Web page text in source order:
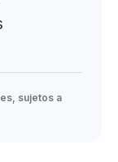
sujetos a